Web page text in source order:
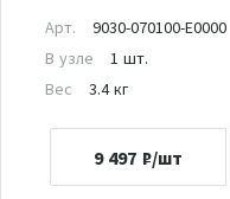
Арт.
9030-070100-E0000
В узле
1 шт.
Вес
3.4 кг
9 497 ₽/шт